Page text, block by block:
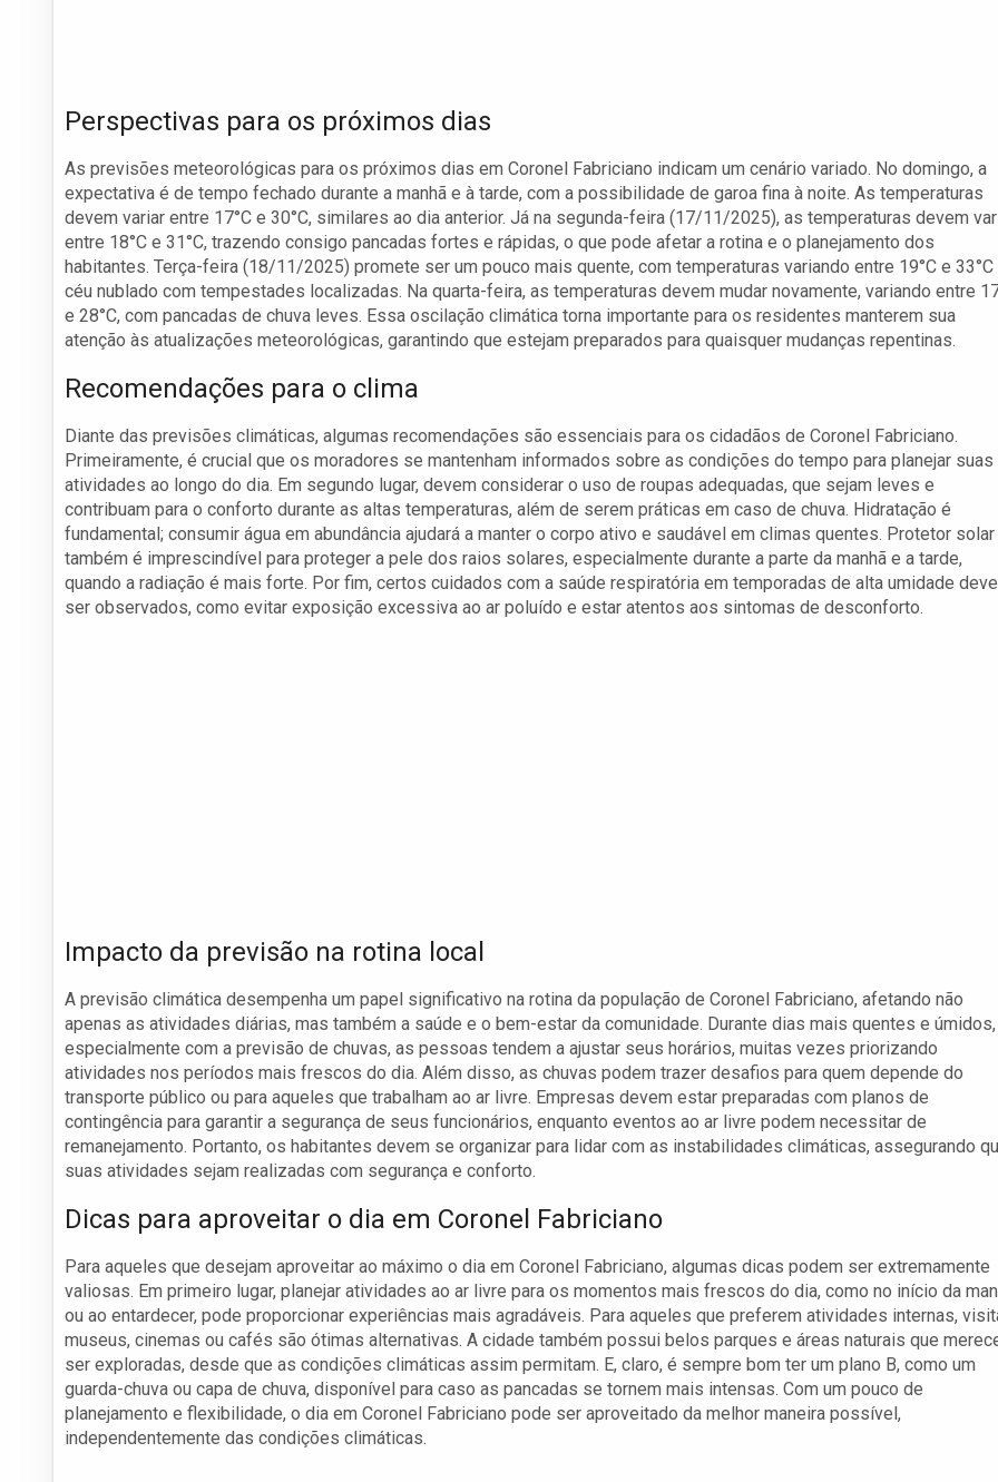
Perspectivas para os próximos dias
As previsões meteorológicas para os próximos dias em Coronel Fabriciano indicam um cenário variado. No domingo, a
expectativa é de tempo fechado durante a manhã e à tarde, com a possibilidade de garoa fina à noite. As temperaturas
devem variar entre 17°C e 30°C, similares ao dia anterior. Já na segunda-feira (17/11/2025), as temperaturas devem
entre 18°C e 31°C, trazendo consigo pancadas fortes e rápidas, o que pode afetar a rotina e o planejamento dos
habitantes. Terça-feira (18/11/2025) promete ser um pouco mais quente, com temperaturas variando entre 19°C e 33°C
céu nublado com tempestades localizadas. Na quarta-feira, as temperaturas devem mudar novamente, variando entre
e 28°C, com pancadas de chuva leves. Essa oscilação climática torna importante para os residentes manterem sua
atenção às atualizações meteorológicas, garantindo que estejam preparados para quaisquer mudanças repentinas.
Recomendações para o clima
Diante das previsões climáticas, algumas recomendações são essenciais para os cidadãos de Coronel Fabriciano.
Primeiramente, é crucial que os moradores se mantenham informados sobre as condições do tempo para planejar suas
atividades ao longo do dia. Em segundo lugar, devem considerar o uso de roupas adequadas, que sejam leves e
contribuam para o conforto durante as altas temperaturas, além de serem práticas em caso de chuva. Hidratação é
fundamental; consumir água em abundância ajudará a manter o corpo ativo e saudável em climas quentes. Protetor solar
também é imprescindível para proteger a pele dos raios solares, especialmente durante a parte da manhã e a tarde,
quando a radiação é mais forte. Por fim, certos cuidados com a saúde respiratória em temporadas de alta umidade
ser observados, como evitar exposição excessiva ao ar poluído e estar atentos aos sintomas de desconforto.
Impacto da previsão na rotina local
A previsão climática desempenha um papel significativo na rotina da população de Coronel Fabriciano, afetando não
apenas as atividades diárias, mas também a saúde e o bem-estar da comunidade. Durante dias mais quentes e úmidos,
especialmente com a previsão de chuvas, as pessoas tendem a ajustar seus horários, muitas vezes priorizando
atividades nos períodos mais frescos do dia. Além disso, as chuvas podem trazer desafios para quem depende do
transporte público ou para aqueles que trabalham ao ar livre. Empresas devem estar preparadas com planos de
contingência para garantir a segurança de seus funcionários, enquanto eventos ao ar livre podem necessitar de
remanejamento. Portanto, os habitantes devem se organizar para lidar com as instabilidades climáticas, assegurando
suas atividades sejam realizadas com segurança e conforto.
Dicas para aproveitar o dia em Coronel Fabriciano
Para aqueles que desejam aproveitar ao máximo o dia em Coronel Fabriciano, algumas dicas podem ser extremamente
valiosas. Em primeiro lugar, planejar atividades ao ar livre para os momentos mais frescos do dia, como no início da
ou ao entardecer, pode proporcionar experiências mais agradáveis. Para aqueles que preferem atividades internas,
museus, cinemas ou cafés são ótimas alternativas. A cidade também possui belos parques e áreas naturais que
ser exploradas, desde que as condições climáticas assim permitam. E, claro, é sempre bom ter um plano B, como um
guarda-chuva ou capa de chuva, disponível para caso as pancadas se tornem mais intensas. Com um pouco de
planejamento e flexibilidade, o dia em Coronel Fabriciano pode ser aproveitado da melhor maneira possível,
independentemente das condições climáticas.